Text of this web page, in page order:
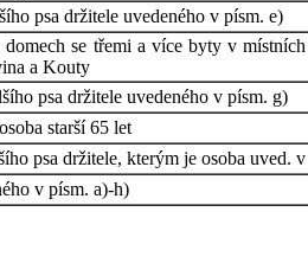
psa držitele uvedeného v písm. e)
se třemi a více byty v místních
a Kouty
psa držitele uvedeného v písm. g)
starší 65 let
psa držitele, kterým je osoba uved.
v písm. a)-h)